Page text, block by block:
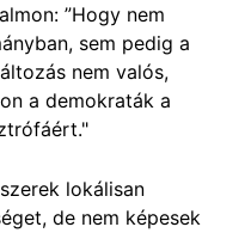
”Hogy nem
sem pedig a
nem valós,
a demokraták a
lokálisan
de nem képesek